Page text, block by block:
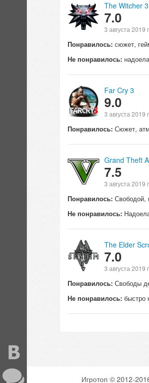
The Witcher
7.0
3 августа 2019
Понравилось: сюжет,
Не понравилось:
Far Cry 3
9.0
3 августа 2019
Понравилось: Сюжет,
Grand Theft
7.5
3 августа 2019
Понравилось: Свободой,
Не понравилось:
The Elder
7.0
3 августа 2019
Понравилось: Свободы
Не понравилось: быстро
Игротоп © 2012-